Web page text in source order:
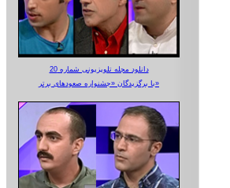
دانلود مجله تلویزیونی شماره 20
با برگزیدگان «جشنواره صعودهای برتر»